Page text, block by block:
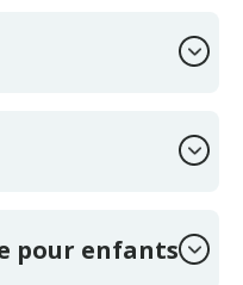
pour enfants